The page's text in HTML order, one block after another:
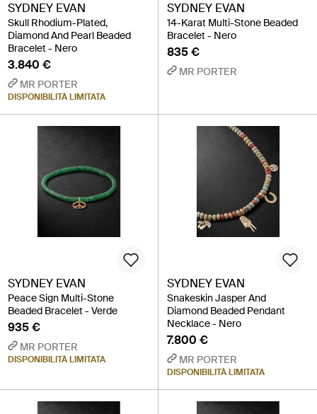
SYDNEY EVAN
Skull Rhodium-Plated,
Diamond And Pearl Beaded
Bracelet - Nero
3.840 €
MR PORTER
DISPONIBILITÀ LIMITATA
SYDNEY EVAN
14-Karat Multi-Stone Beaded
Bracelet - Nero
835 €
MR PORTER
SYDNEY EVAN
Peace Sign Multi-Stone
Beaded Bracelet - Verde
935 €
MR PORTER
DISPONIBILITÀ LIMITATA
SYDNEY EVAN
Snakeskin Jasper And
Diamond Beaded Pendant
Necklace - Nero
7.800 €
MR PORTER
DISPONIBILITÀ LIMITATA